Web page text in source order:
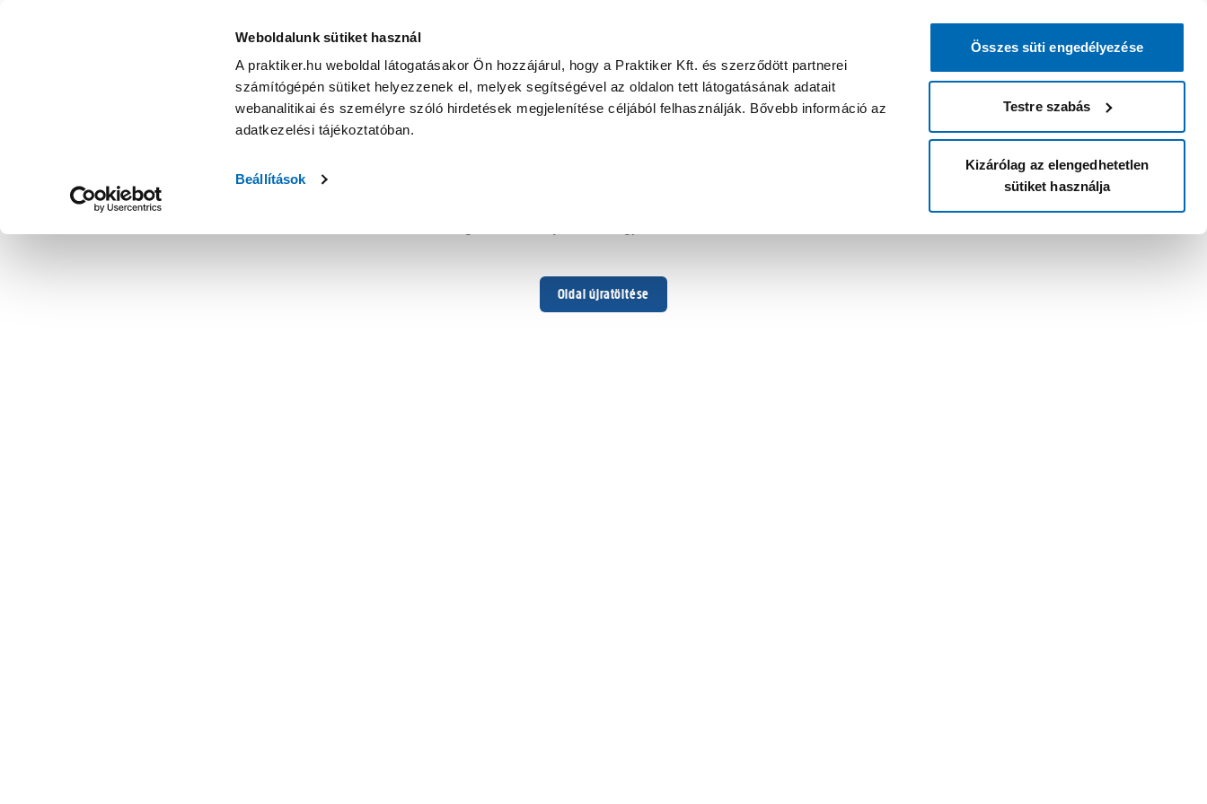
Weboldalunk sütiket használ
A praktiker.hu weboldal látogatásakor Ön hozzájárul, hogy a Praktiker Kft. és szerződött partnerei
számítógépén sütiket helyezzenek el, melyek segítségével az oldalon tett látogatásának adatait
webanalitikai és személyre szóló hirdetések megjelenítése céljából felhasználják. Bővebb információ az
adatkezelési tájékoztatóban.
Beállítások
Összes süti engedélyezése
Testre szabás
Kizárólag az elengedhetetlen
sütiket használja
Oldal újratöltése